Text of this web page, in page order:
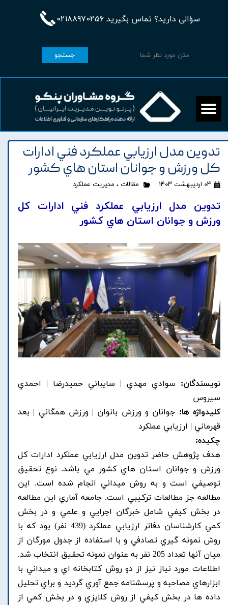
سؤالی دارید؟ تماس بگیرید 02188970256
جستجو
تدوين مدل ارزيابي عملکرد فني ادارات
کل ورزش و جوانان استان هاي کشور
۰۴ اردیبهشت ۱۴۰۳ مقالات ، مدیریت عملکرد
تدوين مدل ارزيابي عملکرد فني ادارات کل
ورزش و جوانان استان هاي کشور
نویسندگان: سوادي مهدي | سايباني حميدرضا | احمدي
سيروس
کلیدواژه ها: جوانان و ورزش بانوان | ورزش همگاني | بعد
قهرماني | ارزيابي عملکرد
چکیده:
هدف پژوهش حاضر تدوين مدل ارزيابي عملکرد ادارات کل
ورزش و جوانان استان هاي کشور مي باشد. نوع تحقيق
توصيفي است و به روش ميداني انجام شده است. اين
مطالعه جز مطالعات ترکيبي است. جامعه آماري اين مطالعه
در بخش کيفي شامل خبرگان اجرايي و علمي و در بخش
کمي کارشناسان دفاتر ارزيابي عملکرد (439 نفر) بود که با
روش نمونه گيري تصادفي و با استفاده از جدول مورگان از
ميان آنها تعداد 205 نفر به عنوان نمونه تحقيق انتخاب شد.
اطلاعات مورد نياز نيز از دو روش کتابخانه اي و ميداني با
ابزارهاي مصاحبه و پرسشنامه جمع آوري گرديد و براي تحليل
داده ها در بخش کيفي از روش کلايزي و در بخش کمي از